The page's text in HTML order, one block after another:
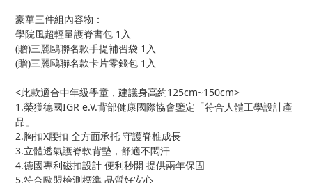
豪華三件組內容物：
學院風超輕量護脊書包 1入
(贈)三麗鷗聯名款手提補習袋 1入
(贈)三麗鷗聯名款卡片零錢包 1入
<此款適合中年級學童，建議身高約125cm~150cm>
1.榮獲德國IGR e.V.背部健康國際協會鑒定「符合人體工學設計產
品」
2.胸扣X腰扣 全方面承托 守護脊椎成長
3.立體透氣護脊軟背墊，舒適不悶汗
4.德國專利磁扣設計 便利秒開 提供兩年保固
5.符合歐盟檢測標準 品質好安心